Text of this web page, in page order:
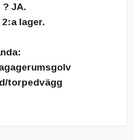
JA.
lager.
torpedvägg